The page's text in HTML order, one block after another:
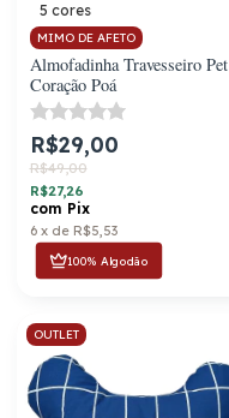
5 cores
MIMO DE AFETO
Almofadinha Travesseiro Pet
Coração Poá
R$29,00
R$49,00
R$27,26
com Pix
6 x de R$5,53
100% Algodão
OUTLET